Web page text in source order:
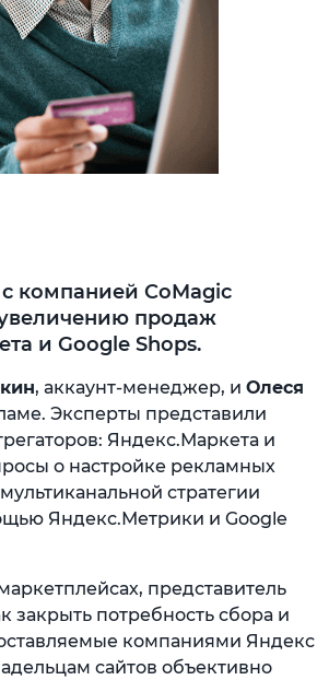
с компанией CoMagic
продаж
и Google Shops.
, аккаунт-менеджер, и Олеся
Эксперты представили
Яндекс.Маркета и
о настройке рекламных
стратегии
Яндекс.Метрики и Google
представитель
закрыть потребность сбора и
компаниями Яндекс
сайтов объективно